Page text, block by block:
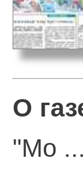
О
"Мо ...